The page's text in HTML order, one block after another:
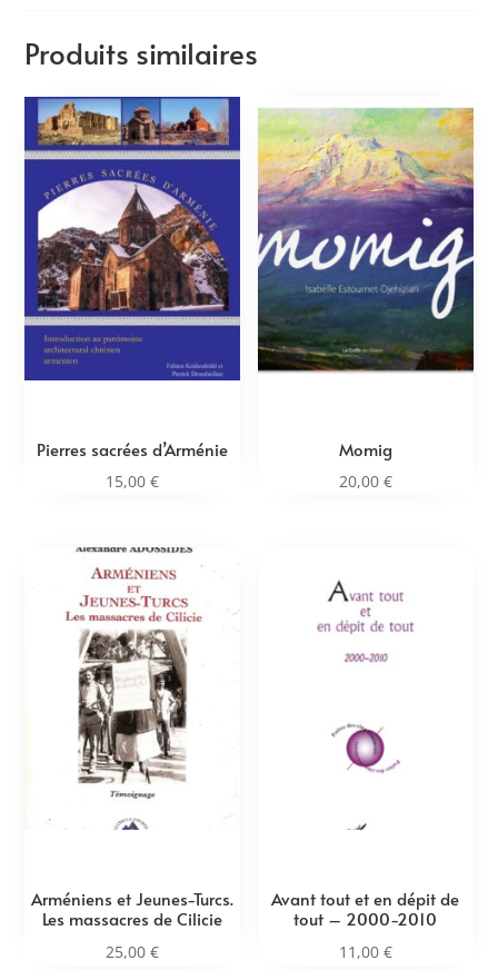
Produits similaires
Pierres sacrées d’Arménie
15,00€
Momig
20,00 €
Arméniens et Jeunes-Turcs.
Les massacres de Cilicie
25,00€
Avant tout et en dépit de
tout – 2000-2010
11,00 €